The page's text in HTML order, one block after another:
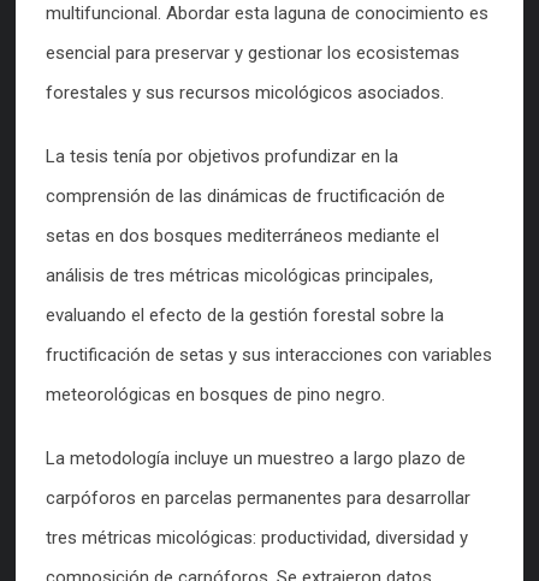
multifuncional. Abordar esta laguna de conocimiento es
esencial para preservar y gestionar los ecosistemas
forestales y sus recursos micológicos asociados.
La tesis tenía por objetivos profundizar en la
comprensión de las dinámicas de fructificación de
setas en dos bosques mediterráneos mediante el
análisis de tres métricas micológicas principales,
evaluando el efecto de la gestión forestal sobre la
fructificación de setas y sus interacciones con variables
meteorológicas en bosques de pino negro.
La metodología incluye un muestreo a largo plazo de
carpóforos en parcelas permanentes para desarrollar
tres métricas micológicas: productividad, diversidad y